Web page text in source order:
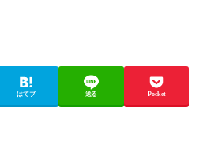
はてブ 送る Pocket